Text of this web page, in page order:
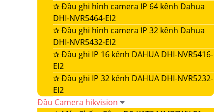
✰Đầu ghi hình camera IP 64 kênh Dahua
DHI-NVR5464-EI2
✰Đầu ghi hình camera IP 32 kênh Dahua
DHI-NVR5432-EI2
✰Đầu ghi IP 16 kênh DAHUA DHI-NVR5416-
EI2
✰Đầu ghi IP 32 kênh DAHUA DHI-NVR5232-
EI2
Đầu Camera hikvision